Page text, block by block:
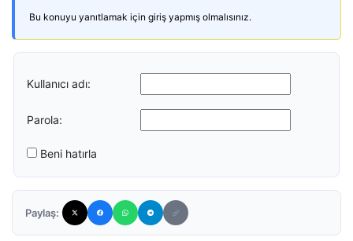
Bu konuyu yanıtlamak için giriş yapmış olmalısınız.
Kullanıcı adı:
Parola:
Beni hatırla
Paylaş: